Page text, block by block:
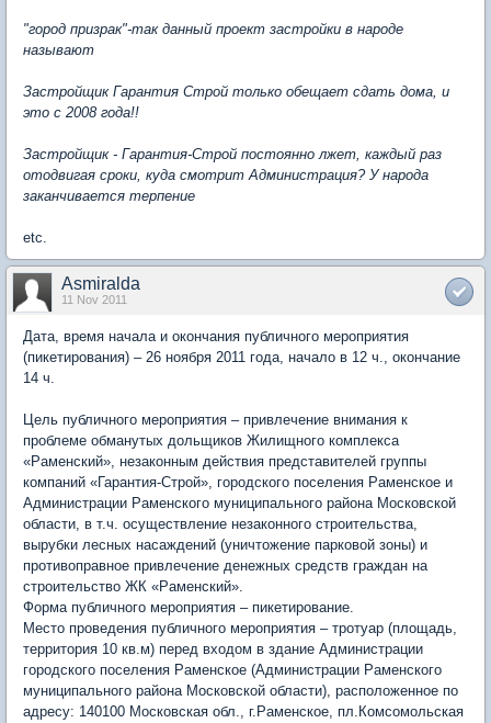
"город призрак"-так данный проект застройки в народе
называют
Застройщик Гарантия Строй только обещает сдать дома, и
это с 2008 года!!
Застройщик - Гарантия-Строй постоянно лжет, каждый раз
отодвигая сроки, куда смотрит Администрация? У народа
заканчивается терпение
etc.
Asmiralda
11 Nov 2011
Дата, время начала и окончания публичного мероприятия
(пикетирования) – 26 ноября 2011 года, начало в 12 ч., окончание
14 ч.
Цель публичного мероприятия – привлечение внимания к
проблеме обманутых дольщиков Жилищного комплекса
«Раменский», незаконным действия представителей группы
компаний «Гарантия-Строй», городского поселения Раменское и
Администрации Раменского муниципального района Московской
области, в т.ч. осуществление незаконного строительства,
вырубки лесных насаждений (уничтожение парковой зоны) и
противоправное привлечение денежных средств граждан на
строительство ЖК «Раменский».
Форма публичного мероприятия – пикетирование.
Место проведения публичного мероприятия – тротуар (площадь,
территория 10 кв.м) перед входом в здание Администрации
городского поселения Раменское (Администрации Раменского
муниципального района Московской области), расположенное по
адресу: 140100 Московская обл., г.Раменское, пл.Комсомольская